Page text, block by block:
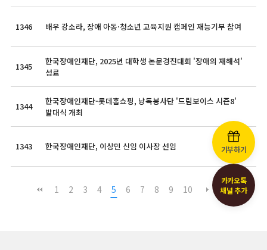
1346 배우 강소라, 장애 아동·청소년 교육지원 캠페인 재능기부 참여
1345
한국장애인재단, 2025년 대학생 논문경진대회 '장애의 재해석'
성료
1344
한국장애인재단-롯데홈쇼핑, 낭독봉사단 '드림보이스 시즌8'
발대식 개최
1343 한국장애인재단, 이상민 신임 이사장 선임
1 2 3 4 5 6 7 8 9 10
기부하기
카카오톡
채널 추가